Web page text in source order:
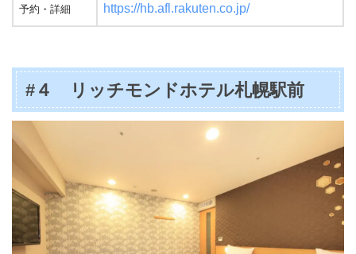
予約・詳細 https://hb.afl.rakuten.co.jp/
#４ リッチモンドホテル札幌駅前